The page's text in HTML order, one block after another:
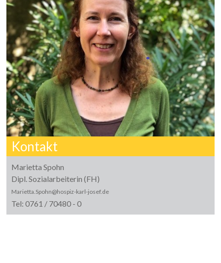
Kontakt
Marietta Spohn
Dipl. Sozialarbeiterin (FH)
Marietta.Spohn@hospiz-karl-josef.de
Tel: 0761 / 70480 - 0